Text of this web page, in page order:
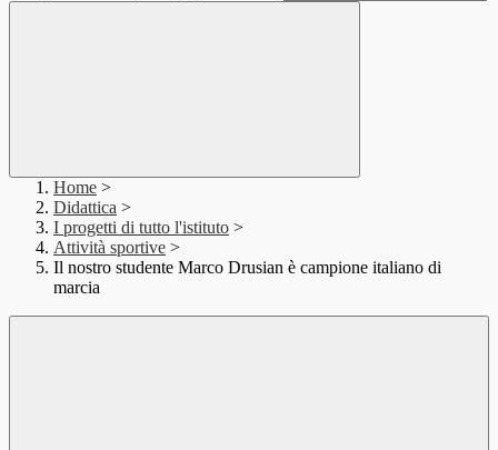
Home >
Didattica >
I progetti di tutto l'istituto >
Attività sportive >
Il nostro studente Marco Drusian è campione italiano di
marcia